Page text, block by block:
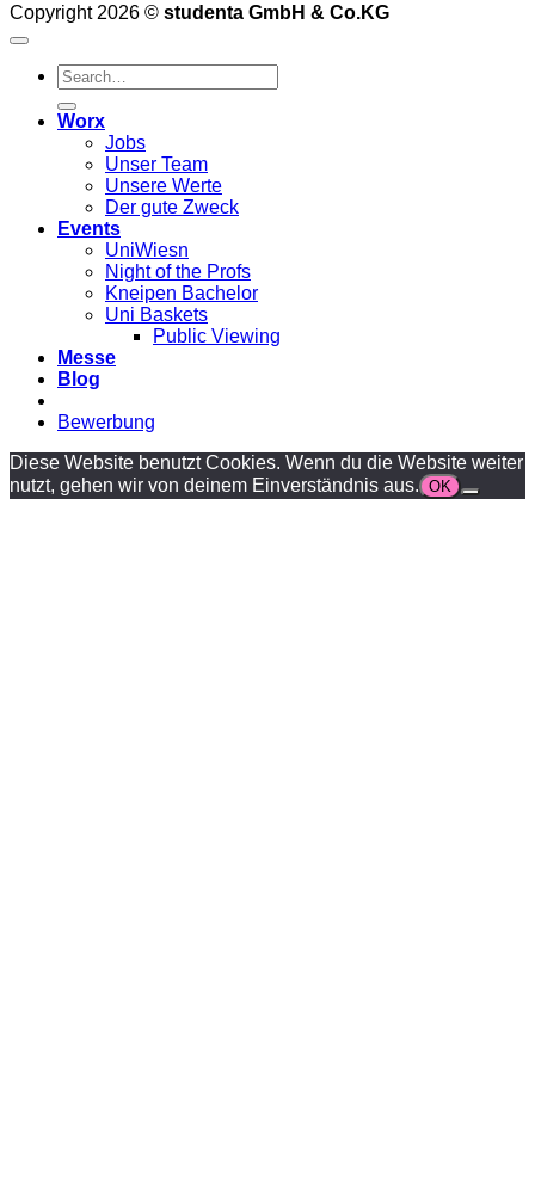
Copyright 2026 © studenta GmbH & Co.KG
Worx
Jobs
Unser Team
Unsere Werte
Der gute Zweck
Events
UniWiesn
Night of the Profs
Kneipen Bachelor
Uni Baskets
Public Viewing
Messe
Blog
Bewerbung
Diese Website benutzt Cookies. Wenn du die Website weiter
nutzt, gehen wir von deinem Einverständnis aus. OK